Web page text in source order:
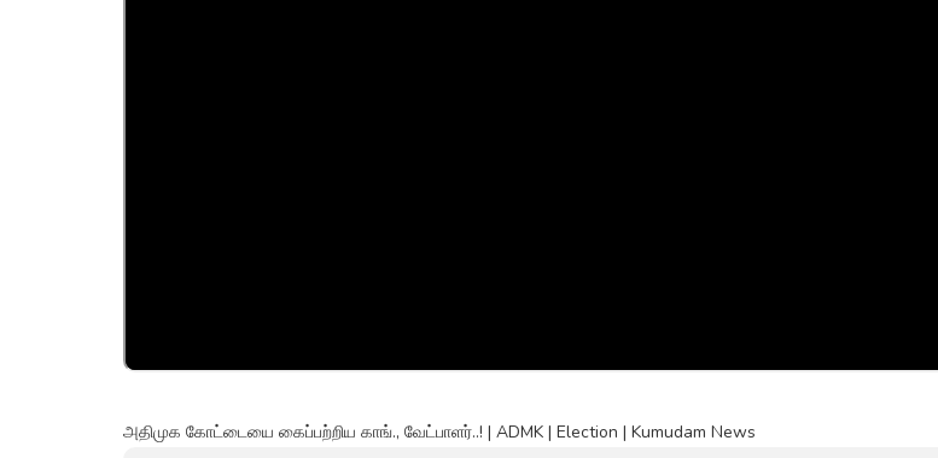
அதிமுக கோட்டையை கைப்பற்றிய காங்., வேட்பாளர்..! | ADMK | Election | Kumudam News